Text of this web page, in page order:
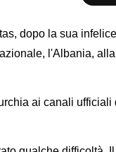
dopo la sua
l'Albania,
ai canali ufficiali